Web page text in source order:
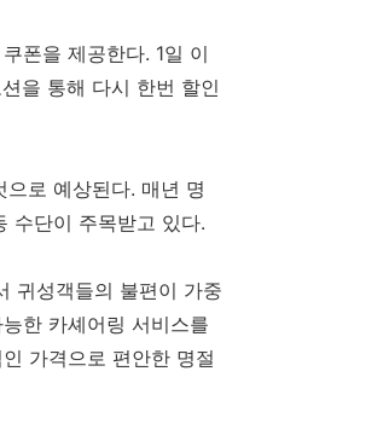
폰을 제공한다. 1일 이
을 통해 다시 한번 할인
으로 예상된다. 매년 명
수단이 주목받고 있다.
귀성객들의 불편이 가중
한 카셰어링 서비스를
가격으로 편안한 명절